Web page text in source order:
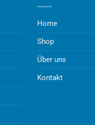
Home
Shop
Über uns
Kontakt